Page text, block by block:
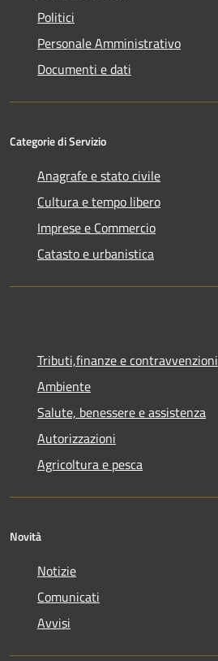
Politici
Personale Amministrativo
Documenti e dati
Categorie di Servizio
Anagrafe e stato civile
Cultura e tempo libero
Imprese e Commercio
Catasto e urbanistica
Tributi,finanze e contravvenzioni
Ambiente
Salute, benessere e assistenza
Autorizzazioni
Agricoltura e pesca
Novità
Notizie
Comunicati
Avvisi